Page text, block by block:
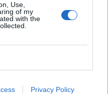
Use,
of my
with the
Privacy Policy
sekosi Suomen 2.
samasta tilanteesta
15:10 – näin katsot
TV:stä